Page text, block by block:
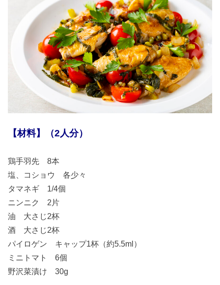
【材料】（2人分）
鶏手羽先 8本
塩、コショウ 各少々
タマネギ 1/4個
ニンニク 2片
油 大さじ2杯
酒 大さじ2杯
パイロゲン キャップ1杯（約5.5ml）
ミニトマト 6個
野沢菜漬け 30g